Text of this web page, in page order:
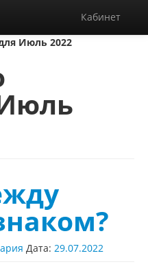
Кабинет
Июль 2022
Дата: 29.07.2022